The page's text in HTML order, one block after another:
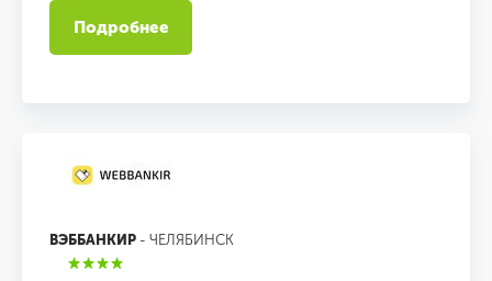
Подробнее
ВЭББАНКИР - ЧЕЛЯБИНСК